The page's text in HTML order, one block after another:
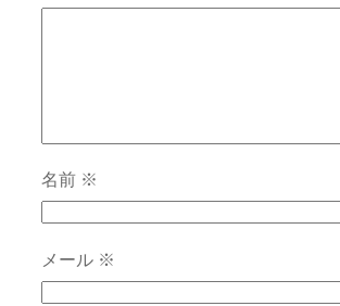
名前 ※
メール ※